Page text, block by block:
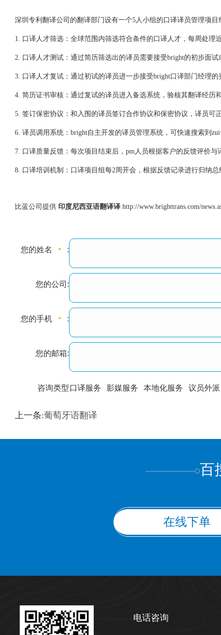
深圳专利翻译公司的翻译部门设有一个5人小组的口译译员管理项
1. 口译人才筛选：全球范围内筛选符合条件的口译人才，每周处理
2. 口译人才测试：通过简历筛选出的译员需要接受bright的初步面试
3. 口译人才复试：通过初试的译员进一步接受bright口译部门经理的
4. 简历证书审核：通过复试的译员进入备选系统，验核其翻译经历
5. 签订保密协议：和入围的译员签订合作协议和保密协议，译员可
6. 译员调用系统：bright自主开发的译员管理系统，可快速搜索到
7. 口译质量反馈：每次项目结束后，pm人员根据客户的反馈评价与
8. 口译培训机制：口译项目组每2周开会，根据反馈记录进行归纳
比蓝公司提供 印度尼西亚语翻译译http://www.brighttrans.com/
您的姓名 :
您的公司:
您的手机 :
您的邮箱:
咨询类型口译服务 影媒服务 本地化服务 议员外派
训翻译
上一条:葡萄牙语翻译
百
在线下单
电话咨询